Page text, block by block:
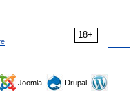
18+
Joomla,
Drupal,